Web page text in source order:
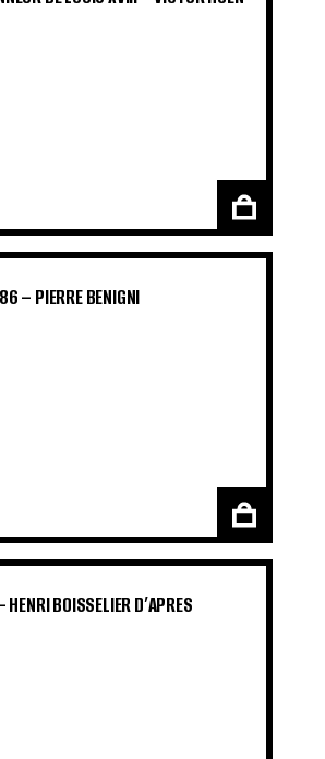
– PIERRE BENIGNI
BOISSELIER D’APRES